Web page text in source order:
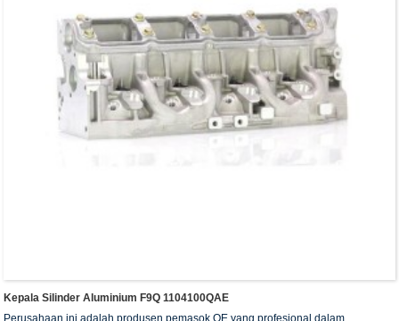
Kepala Silinder Aluminium F9Q 1104100QAE